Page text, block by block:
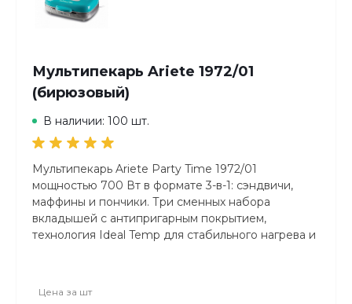
Мультипекарь Ariete 1972/01
(бирюзовый)
В наличии: 100 шт.
Мультипекарь Ariete Party Time 1972/01
мощностью 700 Вт в формате 3-в-1: сэндвичи,
маффины и пончики. Три сменных набора
вкладышей с антипригарным покрытием,
технология Ideal Temp для стабильного нагрева и
Цена за шт